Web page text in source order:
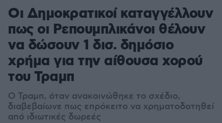
Οι Δημοκρατικοί καταγγέλλουν
πως οι Ρεπουμπλικάνοι θέλουν
να δώσουν 1 δισ. δημόσιο
χρήμα για την αίθουσα χορού
του Τραμπ
Ο Τραμπ, όταν ανακοινώθηκε το σχέδιο,
διαβεβαίωνε πως επρόκειτο να χρηματοδοτηθεί
από ιδιωτικές δωρεές